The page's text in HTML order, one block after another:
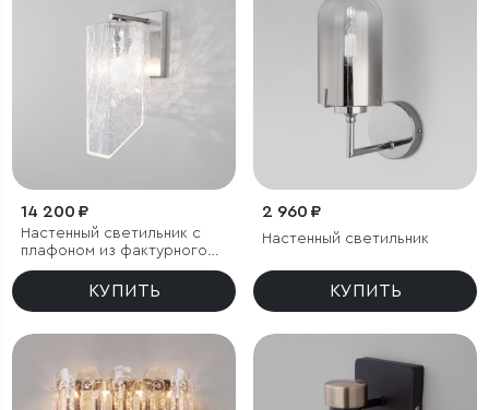
14 200 ₽
Настенный светильник с
плафоном из фактурного
стекла
КУПИТЬ
2 960 ₽
Настенный светильник
КУПИТЬ